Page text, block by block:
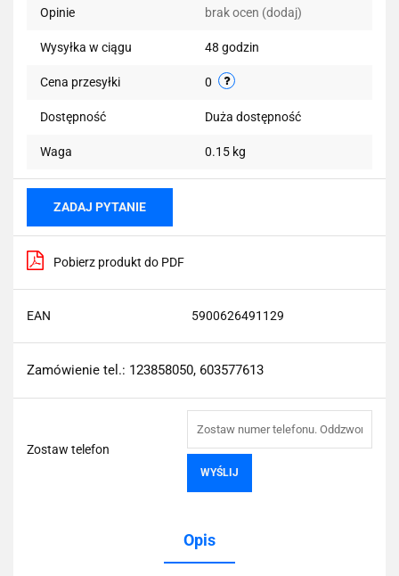
Opinie brak ocen (dodaj)
Wysyłka w ciągu 48 godzin
Cena przesyłki 0
Dostępność Duża dostępność
Waga 0.15 kg
ZADAJ PYTANIE
Pobierz produkt do PDF
EAN 5900626491129
Zamówienie tel.: 123858050, 603577613
Zostaw telefon
WYŚLIJ
Opis